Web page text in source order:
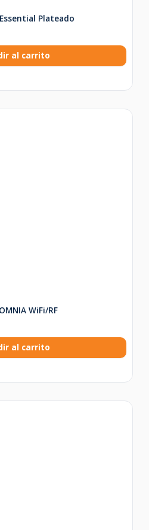
Plateado
al carrito
WiFi/RF
al carrito